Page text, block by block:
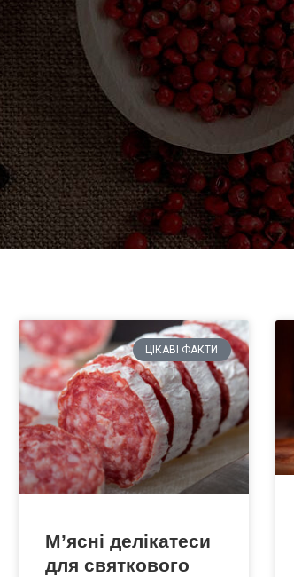
ЦІКАВІ ФАКТИ
М’ясні делікатеси
для святкового